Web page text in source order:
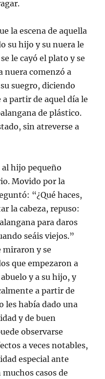
la escena de aquella
su hijo y su nuera le
le cayó el plato y se
nuera comenzó a
suegro, diciendo
partir de aquel día le
de plástico.
sin atreverse a
hijo pequeño
Movido por la
“¿Qué haces,
la cabeza, repuso:
para daros
seáis viejos.”
miraron y se
que empezaron a
y a su hijo, y
a partir de
les había dado una
y de buen
observarse
a veces notables,
especial ante
casos de